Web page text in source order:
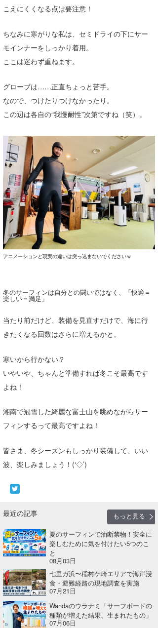
こえにくくなる点は要注意！
ちなみに寒がりな私は、セミドライの下にサー
モインナーをしっかり着用。
ここは迷わず重ねます。
グローブは……正直ちょっと苦手。
なので、つけたりつけなかったり。
この辺は各自の“我慢耐性”次第ですね（笑）。
アニメーションと現実の違いは突っ込まないでくださいｗ
冬のサーフィンは自分との闘いではなく、「快適＝
楽しい＝満足」
当たり前だけど、装備を見直すだけで、海に行
きたくなる回数はさらに増えるかと。
寒いから行かない？
いやいや、ちゃんと準備すれば冬こそ最高です
よね！
湘南で冠雪した綺麗な富士山を眺めながらサー
フィンするって最高ですよね！
皆さま、冬シーズンもしっかり装備して、いい
波、楽しみましょう！(‘◇’)ゞ
最近の記事
もっと見る
夏のサーフィンで油断禁物！安全に
楽しむために気を付けたい5つのこ
と
08月03日
七里ガ浜〜稲村ケ崎エリアで海岸浸
食・避難経路の現地調査を実施
07月21日
Wandaのウラナミ「サーフボードの
種類が増えた結果、生まれたもの」
07月06日